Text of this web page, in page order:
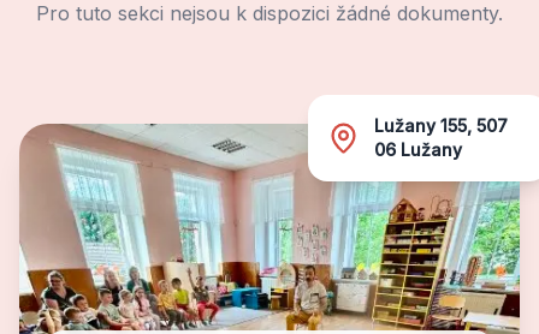
Pro tuto sekci nejsou k dispozici žádné dokumenty.
Lužany 155, 507
06 Lužany